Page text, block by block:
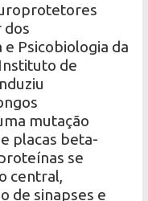
dos
Psicobiologia da
de
mutação
placas beta-
se
central,
de sinapses e